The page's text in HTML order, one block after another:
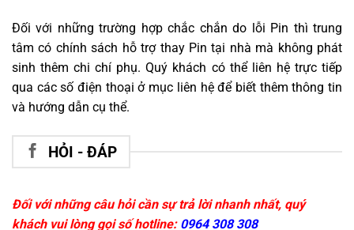
Đối với những trường hợp chắc chắn do lỗi Pin thì trung
tâm có chính sách hỗ trợ thay Pin tại nhà mà không phát
sinh thêm chi chí phụ. Quý khách có thể liên hệ trực tiếp
qua các số điện thoại ở mục liên hệ để biết thêm thông tin
và hướng dẫn cụ thể.
HỎI - ĐÁP
Đối với những câu hỏi cần sự trả lời nhanh nhất, quý
khách vui lòng gọi số hotline: 0964 308 308